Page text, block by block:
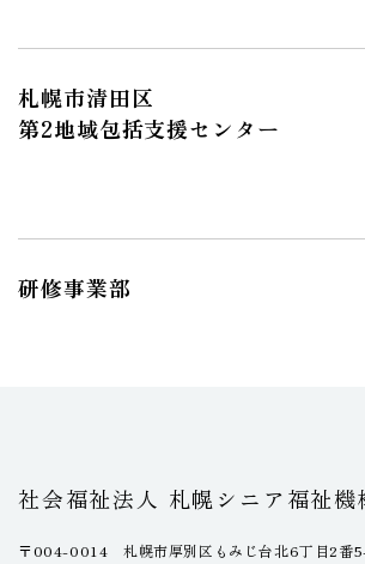
札幌市清田区
第2地域包括支援センター
研修事業部
社会福祉法人 札幌シニア福祉機
〒004-0014 札幌市厚別区もみじ台北6丁目2番